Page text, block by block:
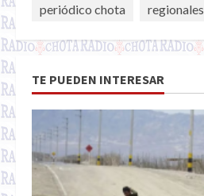
periódico chota
regionales
TE PUEDEN INTERESAR